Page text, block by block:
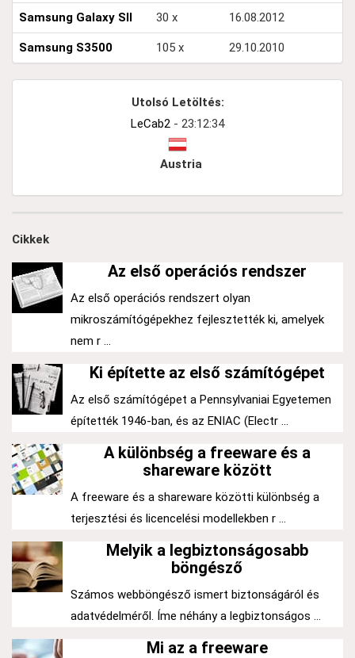
Samsung Galaxy SII 30 x 16.08.2012
Samsung S3500 105 x 29.10.2010
Utolsó Letöltés:
LeCab2 - 23:12:34
Austria
Cikkek
Az első operációs rendszer
Az első operációs rendszert olyan
mikroszámítógépekhez fejlesztették ki, amelyek
nem r ...
Ki építette az első számítógépet
Az első számítógépet a Pennsylvaniai Egyetemen
építették 1946-ban, és az ENIAC (Electr ...
A különbség a freeware és a
shareware között
A freeware és a shareware közötti különbség a
terjesztési és licencelési modellekben r ...
Melyik a legbiztonságosabb
böngésző
Számos webböngésző ismert biztonságáról és
adatvédelméről. Íme néhány a legbiztonságos ...
Mi az a freeware